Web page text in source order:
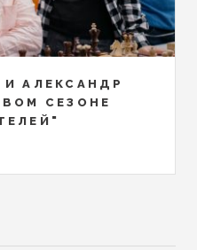
АЛЕКСАНДР
СЕЗОНЕ